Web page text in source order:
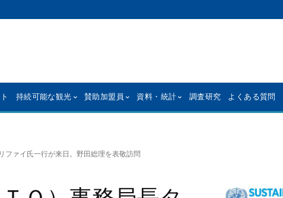
持続可能な観光 賛助加盟員 資料・統計 調査研究 よくある質問
ファイ氏一行が来日。野田総理を表敬訪問